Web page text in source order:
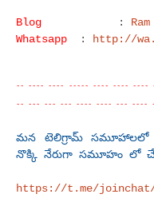
Blog :
Whatsapp : http://
-- ---- ---- ----- ---- ---- ----
-- --- --- --- ---- ---- --- ----
మన టెలిగ్రామ్ సమూహాలలో
నొక్కి నేరుగా సమూహం లో
https://t.me/joinchat/